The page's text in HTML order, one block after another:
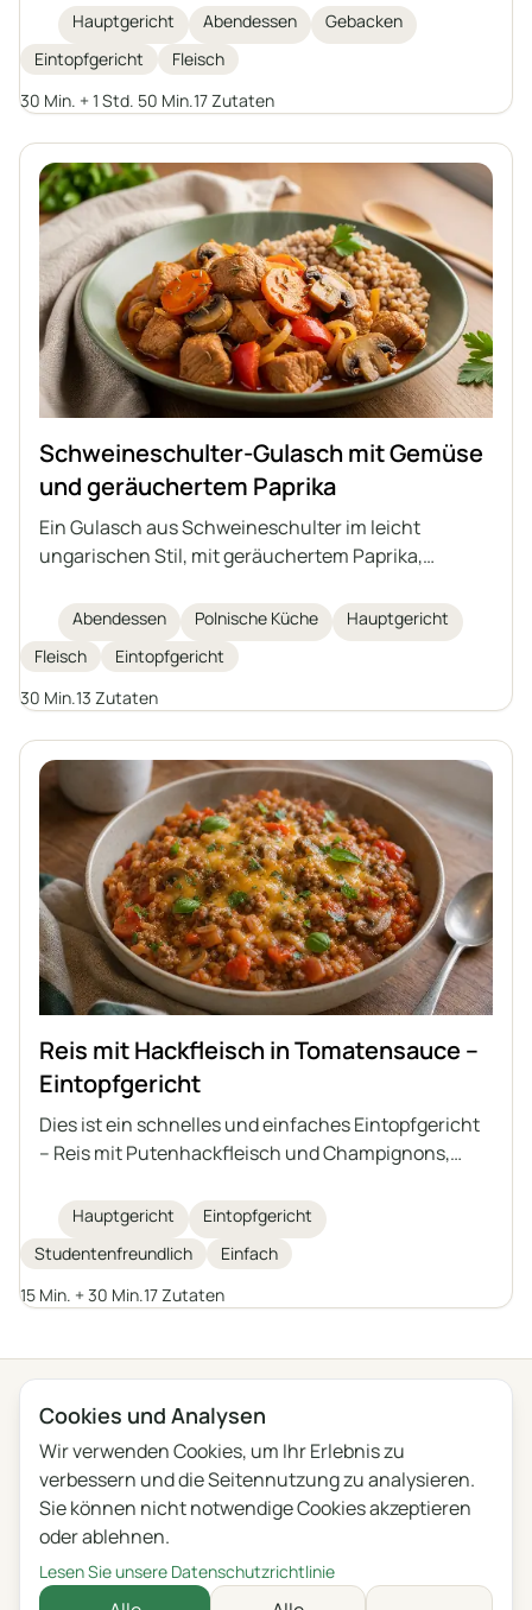
Paprika, geschmort in einer aromatischen, leicht
säuerlichen Tomatensauce. Ideal für ein
Familienessen oder eine Feier, serviert mit
Schupfnudeln, schlesischen Klößen, Grütze oder
Hauptgericht Abendessen
Gebacken
Eintopfgericht
Fleisch
30 Min. + 1 Std. 50 Min.17 Zutaten
Schweineschulter-Gulasch mit Gemüse
und geräuchertem Paprika
Ein Gulasch aus Schweineschulter im leicht
ungarischen Stil, mit geräuchertem Paprika,
aromatisches Gericht, ideal für ein schnelles und
sättigendes Mittagessen. Schmeckt hervorragend
zu Grütze, Kartoffeln oder Klößen.
Abendessen Polnische Küche
Hauptgericht
Fleisch
Eintopfgericht
30 Min.13 Zutaten
Reis mit Hackfleisch in Tomatensauce –
Eintopfgericht
Dies ist ein schnelles und einfaches Eintopfgericht
– Reis mit Putenhackfleisch und Champignons,
Ideal als Mittagessen oder als Füllung für Tortillas,
Pfannkuchen oder Piadina. Am nächsten Tag
schmeckt es sogar noch besser, wenn es
durchgezogen ist.
Hauptgericht
Eintopfgericht
Studentenfreundlich
Einfach
15 Min. + 30 Min.17 Zutaten
← Alle Kategorien
DatenschutzNutzungsbedingungen BlogFeedback
ÄnderungenCookie-Einstellungen
English
Polski
Deutsch
Italiano Español Русский
Cookies und Analysen
Wir verwenden Cookies, um Ihr Erlebnis zu
verbessern und die Seitennutzung zu analysieren.
Sie können nicht notwendige Cookies akzeptieren
oder ablehnen.
Lesen Sie unsere Datenschutzrichtlinie